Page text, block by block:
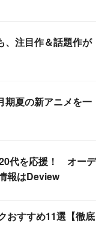
、注目作＆話題作が
期夏の新アニメを一
代を応援！ オーデ
報はDeview
おすすめ11選【徹底